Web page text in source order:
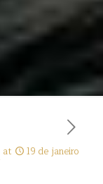
at
19 de janeiro